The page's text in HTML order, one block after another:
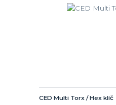
CED Multi Torx / Hex klíč